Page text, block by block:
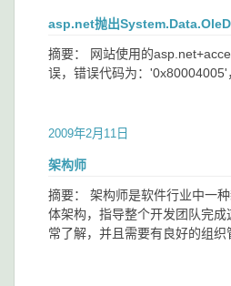
asp.net抛出
摘要： 网站使用的
误，错误代码为：'0x80004005'
2009年2月11日
架构师
摘要： 架构师是软件行业中一
体架构，指导整个开发团队完
常了解，并且需要有良好的组